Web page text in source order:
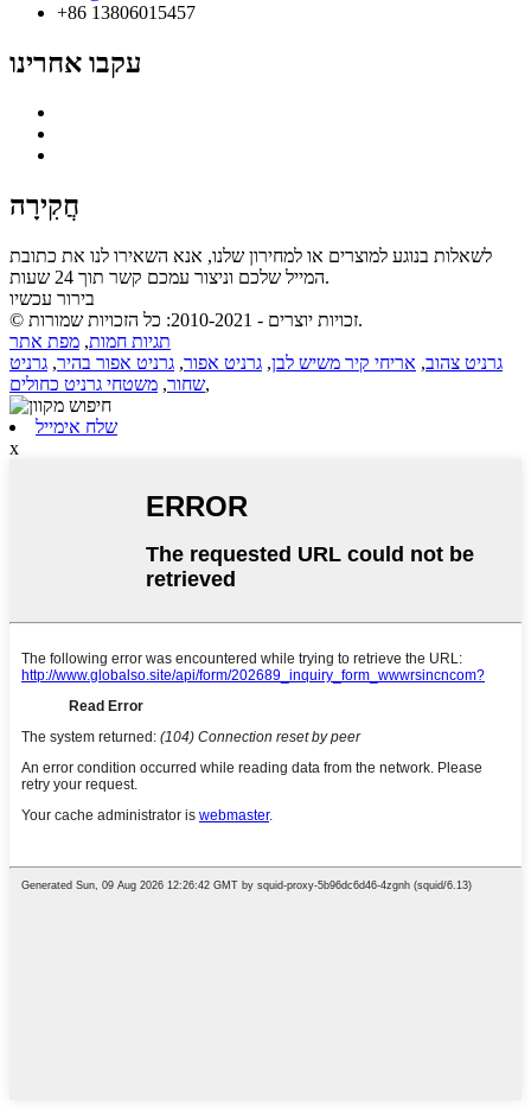
+86 13806015457
עקבו אחרינו
חֲקִירָה
לשאלות בנוגע למוצרים או למחירון שלנו, אנא השאירו לנו את כתובת
המייל שלכם וניצור עמכם קשר תוך 24 שעות.
בירור עכשיו
© זכויות יוצרים - 2010-2021: כל הזכויות שמורות.
תגיות חמות, מפת אתר
גרניט צהוב, אריחי קיר משיש לבן, גרניט אפור, גרניט אפור בהיר, גרניט
שחור, משטחי גרניט כחולים ,
שלח אימייל
x